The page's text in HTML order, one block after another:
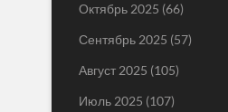
Октябрь 2025 (66)
Сентябрь 2025 (57)
Август 2025 (105)
Июль 2025 (107)